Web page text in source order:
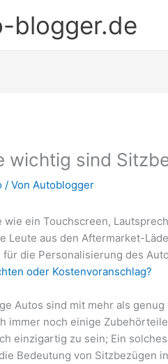
blogger.de
wichtig sind
/ VonAutoblogger
wie ein Touchscreen,
Leute aus den Aftermarket-
für die Personalisierung des
oder Kostenvoranschlag?
Autos sind mit mehr als
immer noch einige
einzigartig zu sein; Ein
Bedeutung von Sitzbezügen